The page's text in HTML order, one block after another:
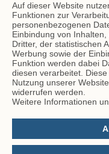
Tierarzt-Suche
Blog
Hinweise
AGB
Impressum
Datenschutz
Kontakt
Auf dieser Website
Funktionen zur
personenbezogenen
Einbindung von
Dritter, der statistischen
Werbung sowie der
Funktion werden dabei
diesen verarbeitet.
Nutzung unserer
widerrufen werden.
Weitere Informationen